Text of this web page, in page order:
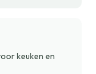
keuken en